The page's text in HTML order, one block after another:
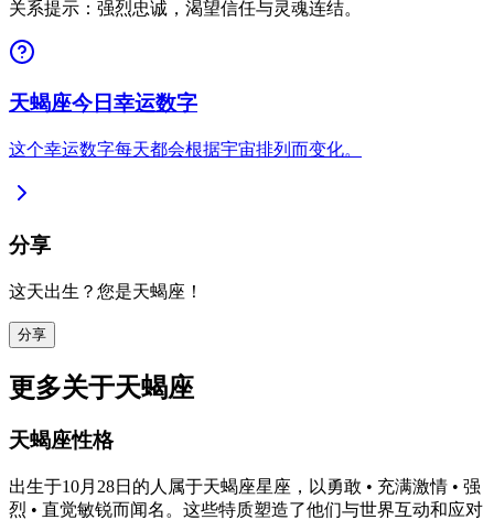
关系提示：强烈忠诚，渴望信任与灵魂连结。
天蝎座今日幸运数字
这个幸运数字每天都会根据宇宙排列而变化。
分享
这天出生？您是天蝎座！
分享
更多关于天蝎座
天蝎座性格
出生于10月28日的人属于天蝎座星座，以勇敢 • 充满激情 • 强
烈 • 直觉敏锐而闻名。这些特质塑造了他们与世界互动和应对